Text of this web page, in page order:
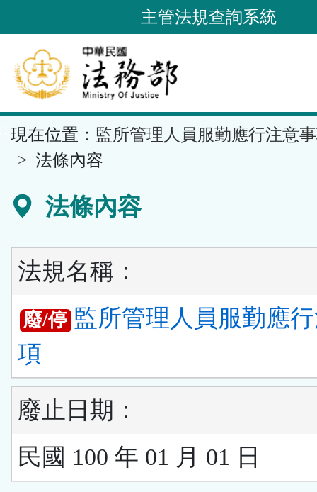
到
要
內
容
區
塊
主管法規查詢系統
現在位置： 監所管理人員服勤應行注意
法條內容
法條內容
法規名稱：
廢/停 監所管理人員服勤應
項
廢止日期：
民國 100 年 01 月 01 日